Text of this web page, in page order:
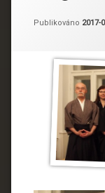
Publikováno 2017-